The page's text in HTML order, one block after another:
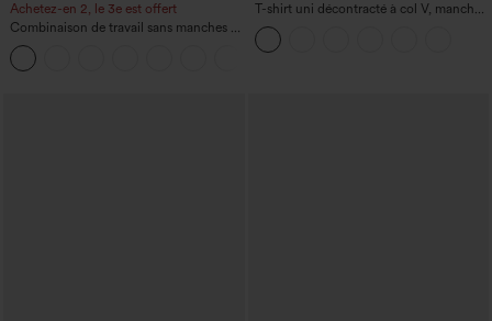
Achetez-en 2, le 3e est offert
Combinaison de travail sans manches à
encolure bateau, côtés noués, toucher
frais, rayée, avec poches — Édition Easy
Peezy
T-shirt uni décontracté à col V, manches
courtes et fronces